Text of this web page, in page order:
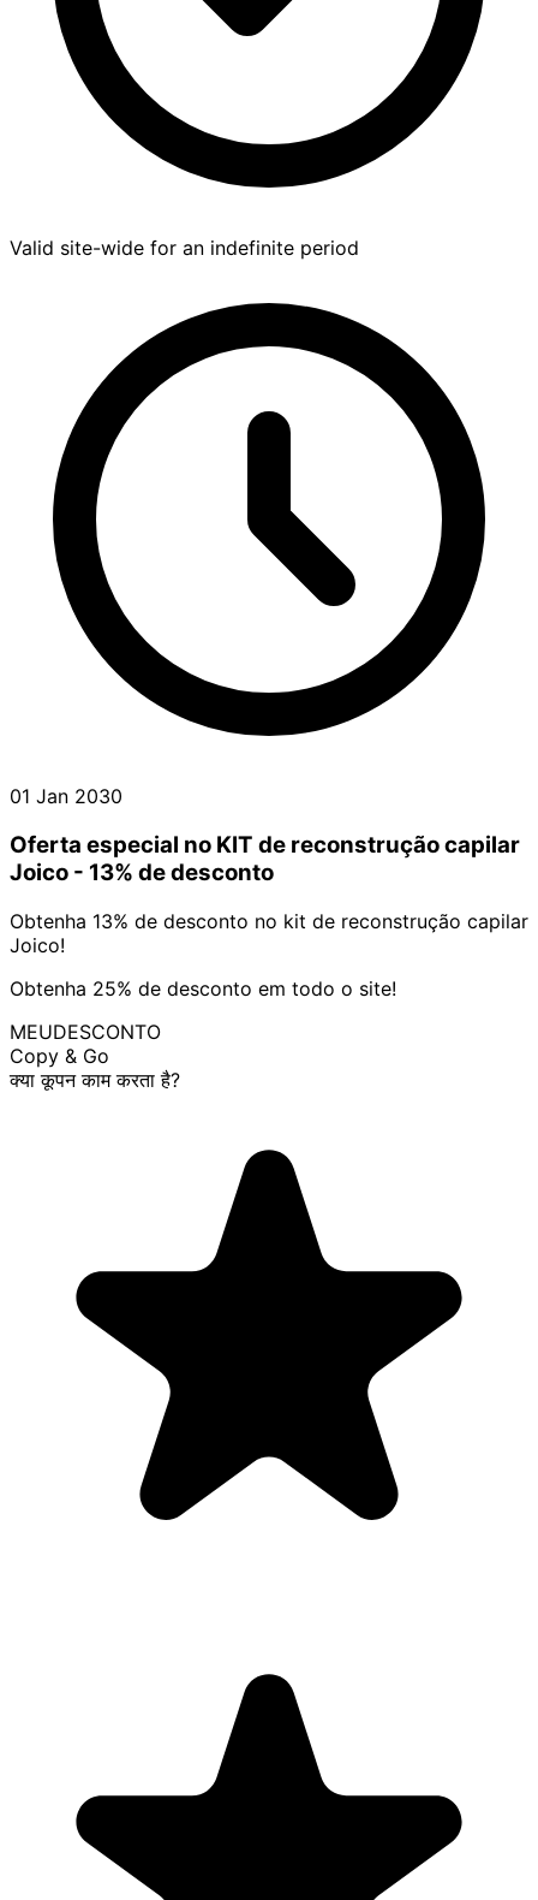
Valid site-wide for an indefinite period
01 Jan 2030
Oferta especial no KIT de reconstrução capilar
Joico - 13% de desconto
Obtenha 13% de desconto no kit de reconstrução capilar
Joico!
Obtenha 25% de desconto em todo o site!
MEUDESCONTO
Copy & Go
क्या कूपन काम करता है?